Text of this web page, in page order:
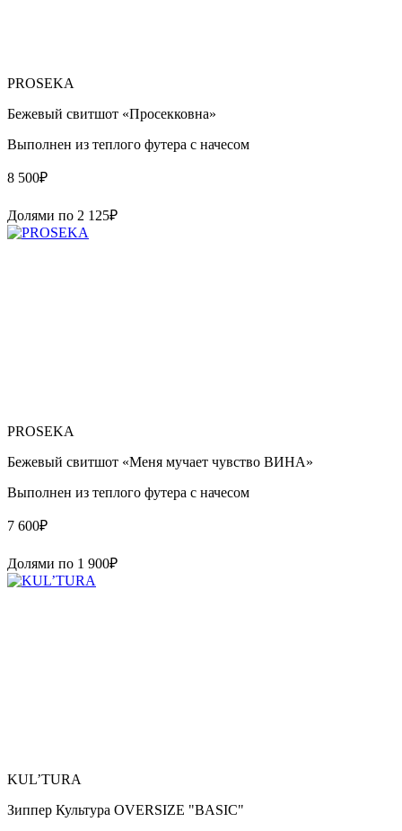
PROSEKA
Бежевый свитшот «Просекковна»
Выполнен из теплого футера с начесом
8 500₽
Долями по 2 125₽
PROSEKA
Бежевый свитшот «Меня мучает чувство ВИНА»
Выполнен из теплого футера с начесом
7 600₽
Долями по 1 900₽
KUL’TURA
Зиппер Культура OVERSIZE "BASIC"